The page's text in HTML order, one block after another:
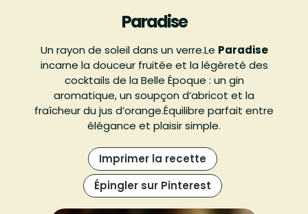
Paradise
Un rayon de soleil dans un verre.Le Paradise
incarne la douceur fruitée et la légèreté des
cocktails de la Belle Époque : un gin
aromatique, un soupçon d’abricot et la
fraîcheur du jus d’orange.Équilibre parfait entre
élégance et plaisir simple.
Imprimer la recette
Épingler sur Pinterest